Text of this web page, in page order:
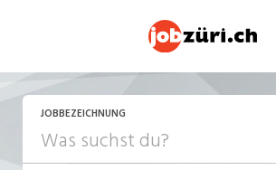
JOBBEZEICHNUNG